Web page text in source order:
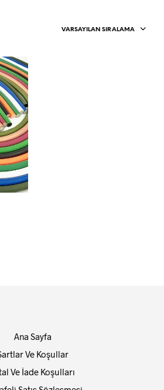
VARSAYILAN SIRALAMA
Ana Sayfa
Ve Koşullar
Ve İade Koşulları